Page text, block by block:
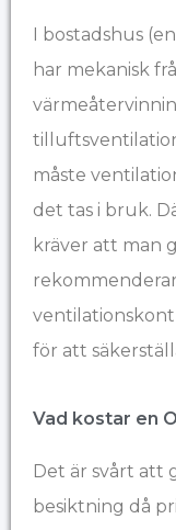
I bostadshus
har mekanisk
måste
det tas i bruk.
kräver att man
för att
Vad kostar en
Det är svårt att
besiktning då